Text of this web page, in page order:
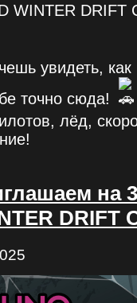
WINTER
увидеть,
точно сюда!
лёд,
на
DRIFT